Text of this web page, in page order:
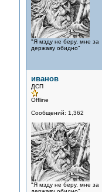
"Я мзду не беру, мне за
державу обидно"
иванов
ДСП
Offline
Сообщений: 1,362
"Я мзду не беру, мне за